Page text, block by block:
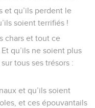
et qu’ils perdent le
soient terrifiés !
chars et tout ce
qu’ils ne soient plus
tous ses trésors :
et qu’ils soient
et ces épouvantails